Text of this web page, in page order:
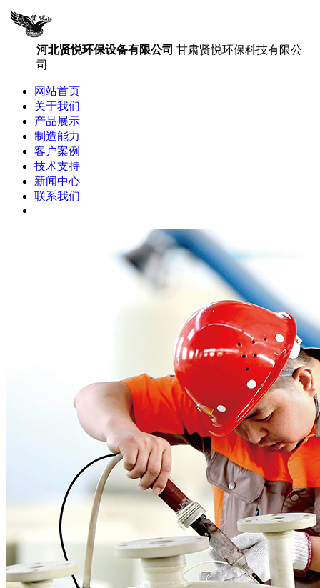
河北贤悦环保设备有限公司 甘肃贤悦环保科技有限公
司
网站首页
关于我们
产品展示
制造能力
客户案例
技术支持
新闻中心
联系我们